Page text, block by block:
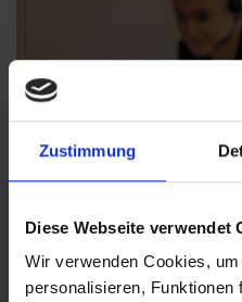
Zustimmung
Diese Webseite verwendet
Wir verwenden Cookies,
personalisieren, Funktionen